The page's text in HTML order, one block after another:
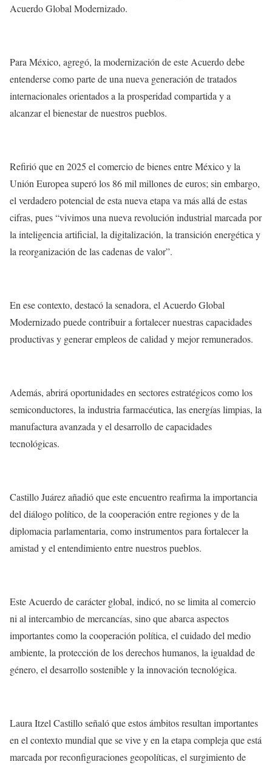
Acuerdo Global Modernizado.
Para México, agregó, la modernización de este Acuerdo debe
entenderse como parte de una nueva generación de tratados
internacionales orientados a la prosperidad compartida y a
alcanzar el bienestar de nuestros pueblos.
Refirió que en 2025 el comercio de bienes entre México y la
Unión Europea superó los 86 mil millones de euros; sin embargo,
el verdadero potencial de esta nueva etapa va más allá de estas
cifras, pues “vivimos una nueva revolución industrial marcada por
la inteligencia artificial, la digitalización, la transición energética y
la reorganización de las cadenas de valor”.
En ese contexto, destacó la senadora, el Acuerdo Global
Modernizado puede contribuir a fortalecer nuestras capacidades
productivas y generar empleos de calidad y mejor remunerados.
Además, abrirá oportunidades en sectores estratégicos como los
semiconductores, la industria farmacéutica, las energías limpias, la
manufactura avanzada y el desarrollo de capacidades
tecnológicas.
Castillo Juárez añadió que este encuentro reafirma la importancia
del diálogo político, de la cooperación entre regiones y de la
diplomacia parlamentaria, como instrumentos para fortalecer la
amistad y el entendimiento entre nuestros pueblos.
Este Acuerdo de carácter global, indicó, no se limita al comercio
ni al intercambio de mercancías, sino que abarca aspectos
importantes como la cooperación política, el cuidado del medio
ambiente, la protección de los derechos humanos, la igualdad de
género, el desarrollo sostenible y la innovación tecnológica.
Laura Itzel Castillo señaló que estos ámbitos resultan importantes
en el contexto mundial que se vive y en la etapa compleja que está
marcada por reconfiguraciones geopolíticas, el surgimiento de